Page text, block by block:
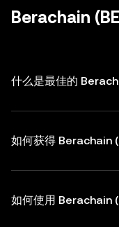
Berachain
什么是最佳的
如何获得 Berachain
如何使用 Berachain